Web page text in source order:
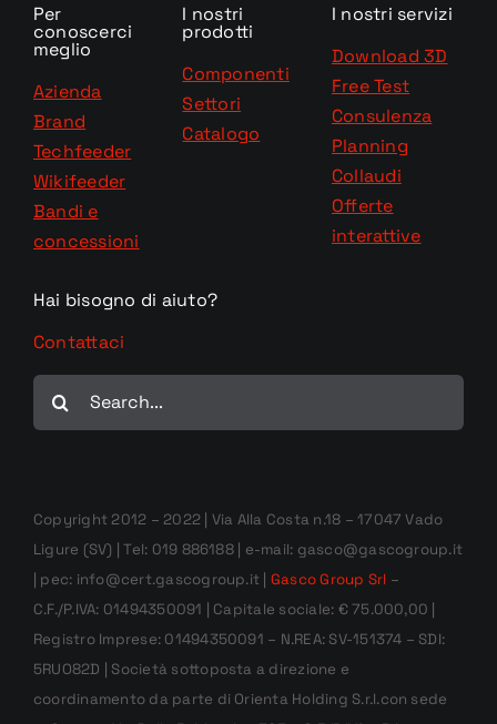
Per
conoscerci
meglio
Azienda
Brand
Techfeeder
Wikifeeder
Bandi e
concessioni
I nostri
prodotti
Componenti
Settori
Catalogo
I nostri servizi
Download 3D
Free Test
Consulenza
Planning
Collaudi
Offerte
interattive
Hai bisogno di aiuto?
Contattaci
per:
Copyright 2012 – 2022 | Via Alla Costa n.18 – 17047 Vado
Ligure (SV) | Tel: 019 886188 | e-mail: gasco@gascogroup.it
| pec: info@cert.gascogroup.it |
Gasco Group Srl –
C.F./P.IVA: 01494350091 | Capitale sociale: € 75.000,00 |
Registro Imprese: 01494350091 – N.REA: SV-151374 – SDI:
5RUO82D | Società sottoposta a direzione e
coordinamento da parte di Orienta Holding S.r.l.con sede